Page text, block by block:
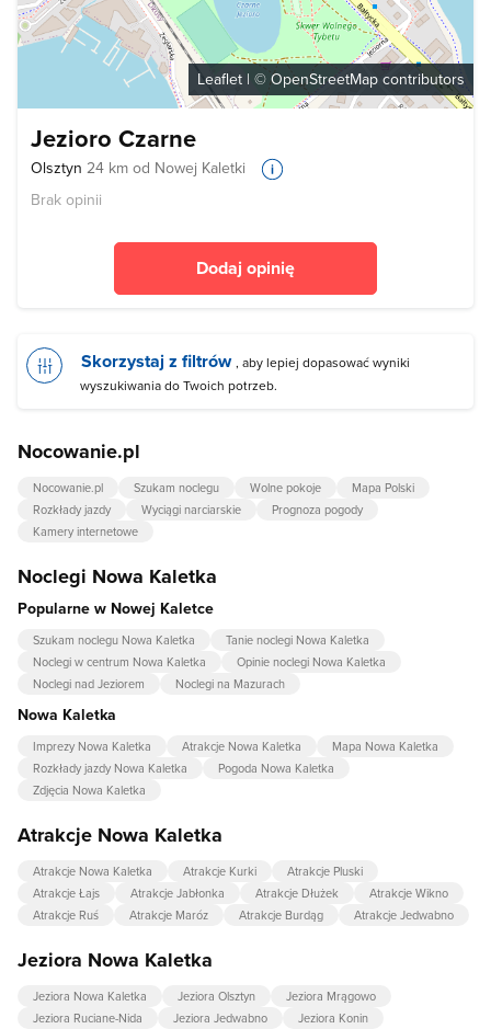
Leaflet | ©OpenStreetMap contributors
Jezioro Czarne
Olsztyn 24 km od Nowej Kaletki
Brak opinii
Dodaj opinię
Skorzystaj z filtrów , aby lepiej dopasować wyniki
wyszukiwania do Twoich potrzeb.
Nocowanie.pl
Nocowanie.pl Szukam noclegu Wolne pokoje
Mapa Polski
Rozkłady jazdy
Wyciągi narciarskie
Prognoza pogody
Kamery internetowe
Noclegi Nowa Kaletka
Popularne w Nowej Kaletce
Szukam noclegu Nowa Kaletka
Tanie noclegi Nowa Kaletka
Noclegi w centrum Nowa Kaletka
Opinie noclegi Nowa Kaletka
Noclegi nad Jeziorem
Noclegi na Mazurach
Nowa Kaletka
Imprezy Nowa Kaletka Atrakcje Nowa Kaletka
Mapa Nowa Kaletka
Rozkłady jazdy Nowa Kaletka
Pogoda Nowa Kaletka
Zdjęcia Nowa Kaletka
Atrakcje Nowa Kaletka
Atrakcje Nowa Kaletka Atrakcje Kurki
Atrakcje Pluski
Atrakcje Łajs
Atrakcje Jabłonka Atrakcje Dłużek
Atrakcje Wikno
Atrakcje Ruś
Atrakcje Maróz Atrakcje Burdąg Atrakcje Jedwabno
Jeziora Nowa Kaletka
Jeziora Nowa Kaletka Jeziora Olsztyn
Jeziora Mrągowo
Jeziora Ruciane-Nida
Jeziora Jedwabno
Jeziora Konin